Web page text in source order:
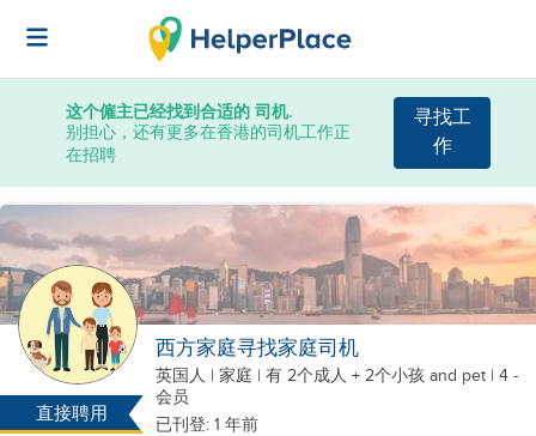
这个僱主已经找到合适的 司机.
别担心，还有更多在香港的司机工作正
在招聘
寻找工
作
直接聘用
西方家庭寻找家庭司机
英国人 | 家庭 | 有 2个成人 + 2个小孩 and pet | 4 -
会员
已刊登: 1 年前